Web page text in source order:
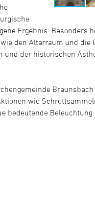
Ergebnis. Besonders
den Altarraum und die
der historischen
wie
bedeutende Beleuchtung.